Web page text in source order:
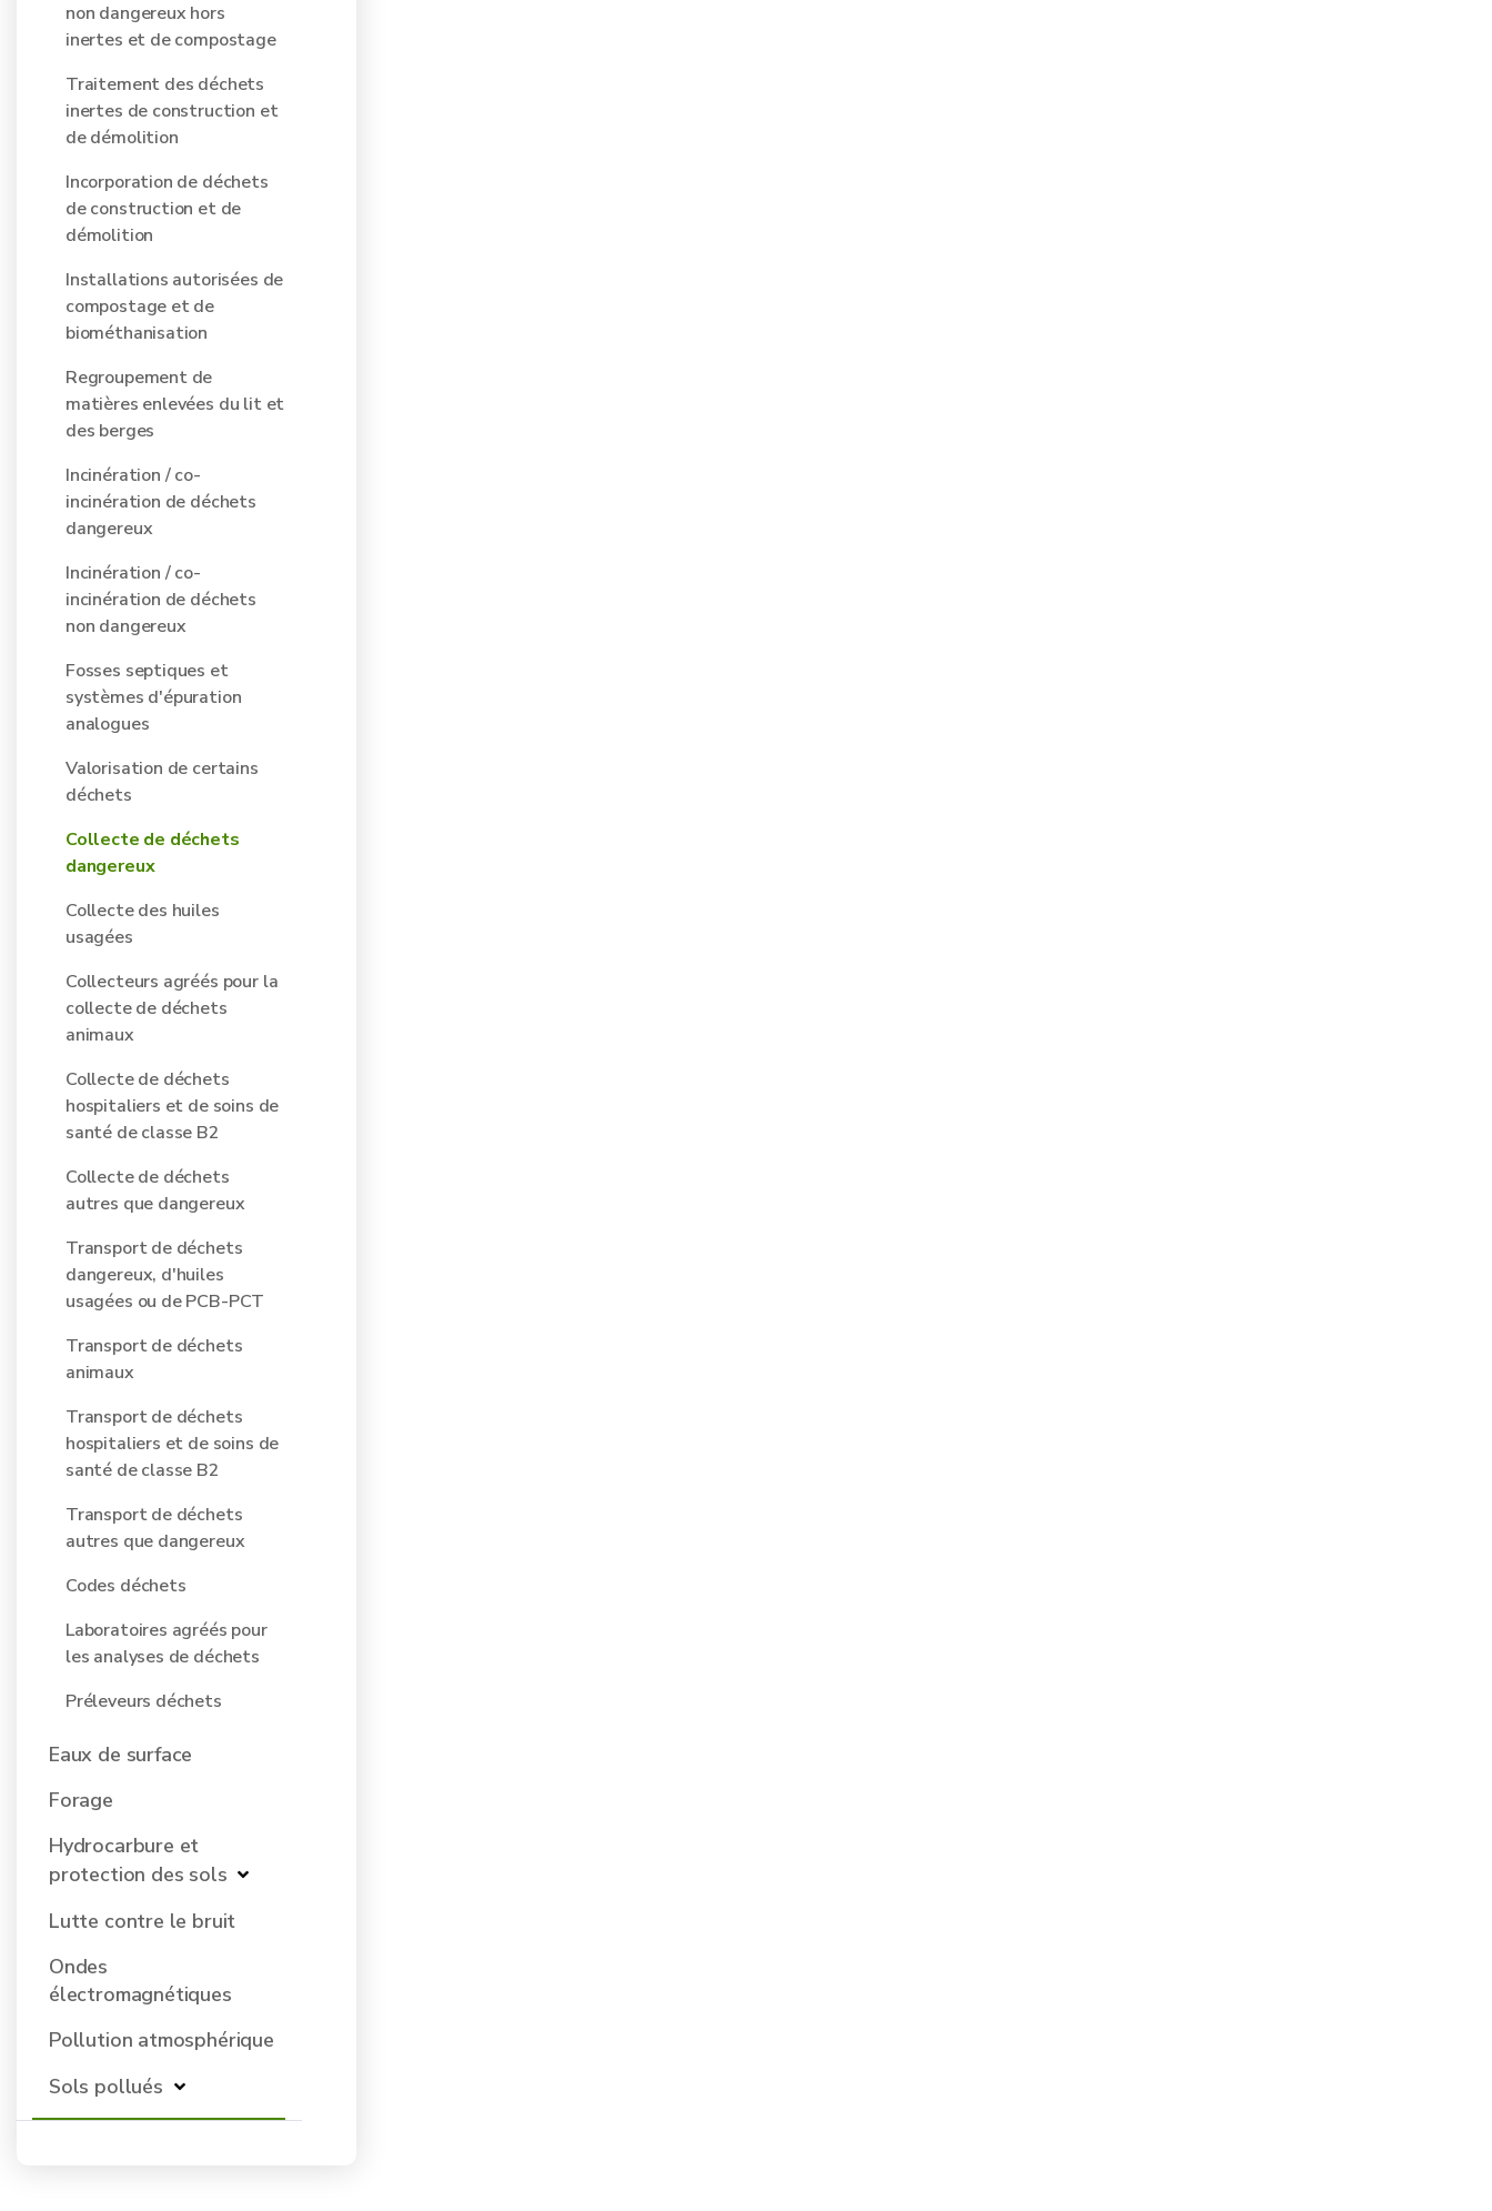
non dangereux hors
inertes et de compostage
Traitement des déchets
inertes de construction et
de démolition
Incorporation de déchets
de construction et de
démolition
Installations autorisées de
compostage et de
biométhanisation
Regroupement de
matières enlevées du lit et
des berges
Incinération / co-
incinération de déchets
dangereux
Incinération / co-
incinération de déchets
non dangereux
Fosses septiques et
systèmes d'épuration
analogues
Valorisation de certains
déchets
Collecte de déchets
dangereux
Collecte des huiles
usagées
Collecteurs agréés pour la
collecte de déchets
animaux
Collecte de déchets
hospitaliers et de soins de
santé de classe B2
Collecte de déchets
autres que dangereux
Transport de déchets
dangereux, d'huiles
usagées ou de PCB-PCT
Transport de déchets
animaux
Transport de déchets
hospitaliers et de soins de
santé de classe B2
Transport de déchets
autres que dangereux
Codes déchets
Laboratoires agréés pour
les analyses de déchets
Préleveurs déchets
Eaux de surface
Forage
Hydrocarbure et
protection des sols
Lutte contre le bruit
Ondes
électromagnétiques
Pollution atmosphérique
Sols pollués